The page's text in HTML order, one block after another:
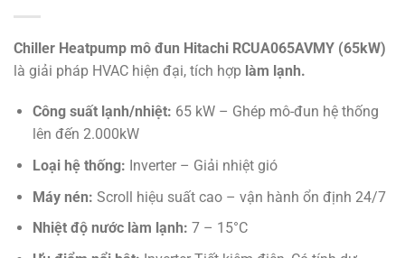
Chiller Heatpump mô đun Hitachi RCUA065AVMY (65kW)
là giải pháp HVAC hiện đại, tích hợp làm lạnh.
Công suất lạnh/nhiệt: 65 kW – Ghép mô-đun hệ thống
lên đến 2.000kW
Loại hệ thống: Inverter – Giải nhiệt gió
Máy nén: Scroll hiệu suất cao – vận hành ổn định 24/7
Nhiệt độ nước làm lạnh: 7 – 15°C